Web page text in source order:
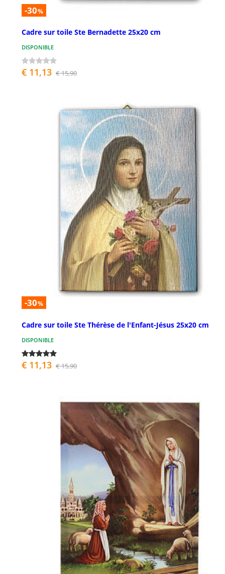
-30%
Cadre sur toile Ste Bernadette 25x20 cm
DISPONIBLE
€ 11,13 € 15,90
-30%
Cadre sur toile Ste Thérèse de l'Enfant-Jésus 25x20 cm
DISPONIBLE
€ 11,13 € 15,90